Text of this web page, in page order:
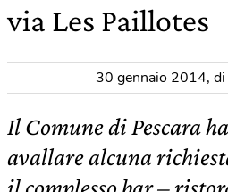
via Les Paillotes
30 gennaio 2014, di
Il Comune di Pescara
avallare alcuna